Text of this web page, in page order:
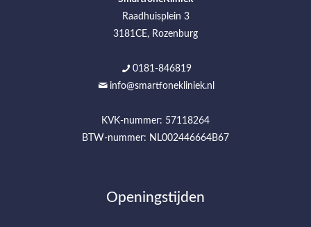
Raadhuisplein 3
3181CE, Rozenburg
0181-846819
info@smartfonekliniek.nl
KVK-nummer: 57118264
BTW-nummer: NL002446664B67
Openingstijden